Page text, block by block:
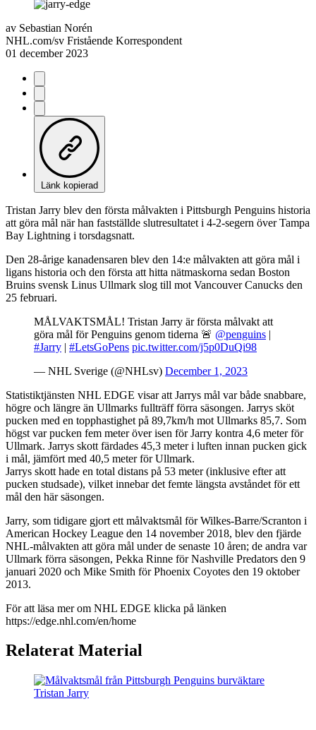
av Sebastian Norén
NHL.com/sv Fristående Korrespondent
01 december 2023
Länk kopierad
Tristan Jarry blev den första målvakten i Pittsburgh Penguins historia
att göra mål när han fastställde slutresultatet i 4-2-segern över Tampa
Bay Lightning i torsdagsnatt.
Den 28-årige kanadensaren blev den 14:e målvakten att göra mål i
ligans historia och den första att hitta nätmaskorna sedan Boston
Bruins svensk Linus Ullmark slog till mot Vancouver Canucks den
25 februari.
MÅLVAKTSMÅL! Tristan Jarry är första målvakt att
göra mål för Penguins genom tiderna 🚨 @penguins |
#Jarry | #LetsGoPens pic.twitter.com/j5p0DuQi98
— NHL Sverige (@NHLsv) December 1, 2023
Statistiktjänsten NHL EDGE visar att Jarrys mål var både snabbare,
högre och längre än Ullmarks fullträff förra säsongen. Jarrys sköt
pucken med en topphastighet på 89,7km/h mot Ullmarks 85,7. Som
högst var pucken fem meter över isen för Jarry kontra 4,6 meter för
Ullmark. Jarrys skott färdades 45,3 meter i luften innan pucken gick
i mål, jämfört med 40,5 meter för Ullmark.
Jarrys skott hade en total distans på 53 meter (inklusive efter att
pucken studsade), vilket innebar det femte längsta avståndet för ett
mål den här säsongen.
Jarry, som tidigare gjort ett målvaktsmål för Wilkes-Barre/Scranton i
American Hockey League den 14 november 2018, blev den fjärde
NHL-målvakten att göra mål under de senaste 10 åren; de andra var
Ullmark förra säsongen, Pekka Rinne för Nashville Predators den 9
januari 2020 och Mike Smith för Phoenix Coyotes den 19 oktober
2013.
För att läsa mer om NHL EDGE klicka på länken
https://edge.nhl.com/en/home
Relaterat Material